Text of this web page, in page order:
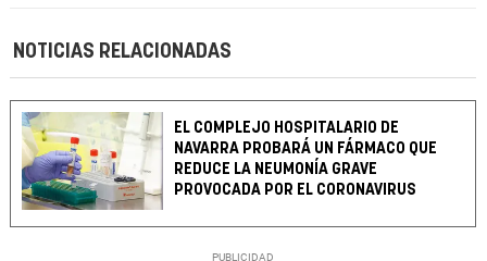
NOTICIAS RELACIONADAS
EL COMPLEJO HOSPITALARIO DE
NAVARRA PROBARÁ UN FÁRMACO QUE
REDUCE LA NEUMONÍA GRAVE
PROVOCADA POR EL CORONAVIRUS